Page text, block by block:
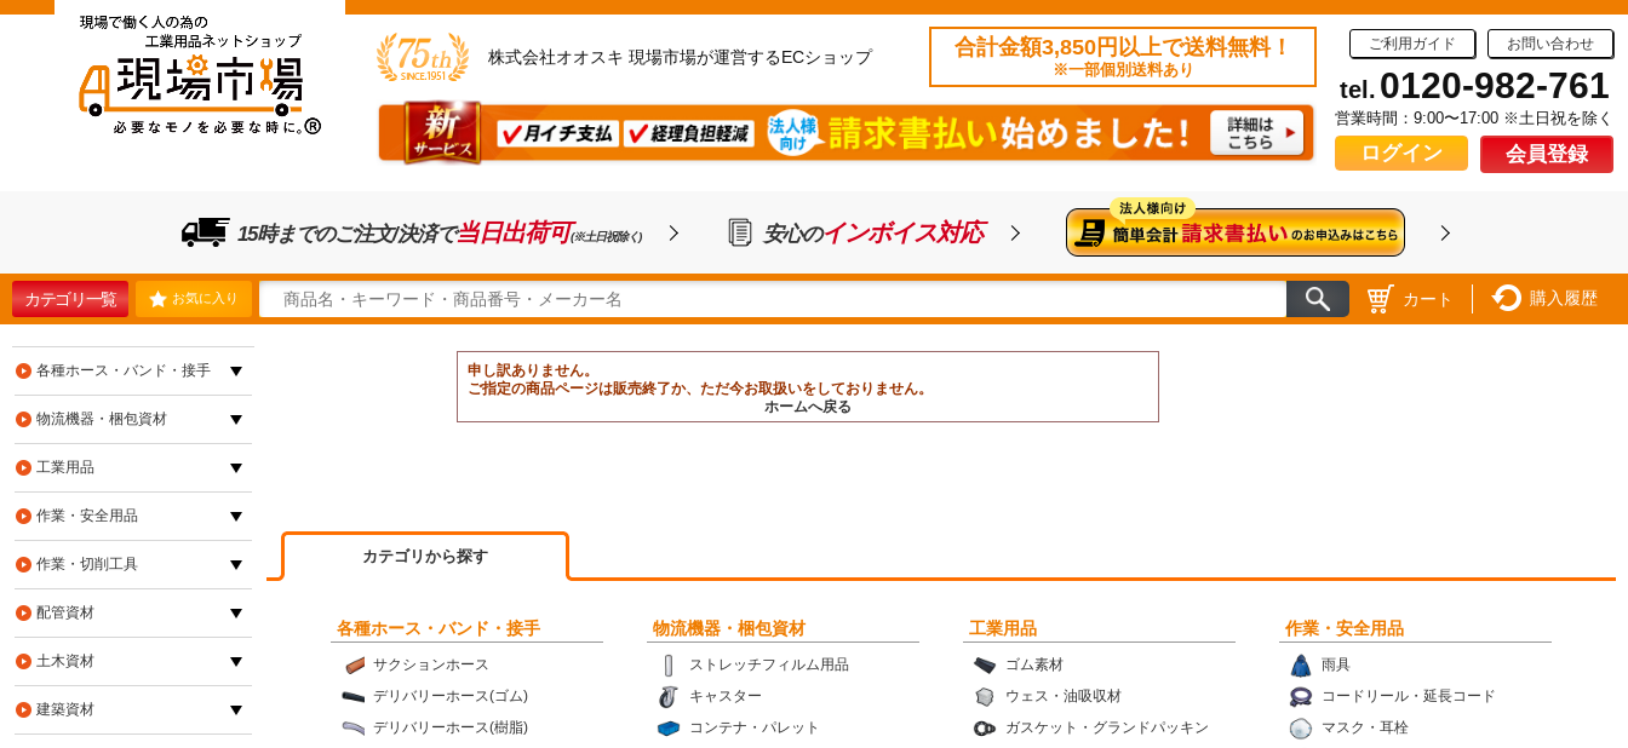
株式会社オオスキ 現場市場が運営するECショップ 合計金額3,850円以上で送料無料！
※一部個別送料あり
ご利用ガイド お問い合わせ
tel. 0120-982-761
営業時間：9:00〜17:00 ※土日祝を除く
ログイン 会員登録
15時までのご注文/決済で当日出荷可(※土日祝除く) 安心のインボイス対応
カテゴリ一覧 お気に入り カート 購入履歴
申し訳ありません。
ご指定の商品ページは販売終了か、ただ今お取扱いをしておりません。
ホームへ戻る
カテゴリから探す
各種ホース・バンド・接手
サクションホース
デリバリーホース(ゴム)
デリバリーホース(樹脂)
物流機器・梱包資材
ストレッチフィルム用品
キャスター
コンテナ・パレット
工業用品
ゴム素材
ウェス・油吸収材
ガスケット・グランドパッキン
作業・安全用品
雨具
コードリール・延長コード
マスク・耳栓
各種ホース・バンド・接手
物流機器・梱包資材
工業用品
作業・安全用品
作業・切削工具
配管資材
土木資材
建築資材